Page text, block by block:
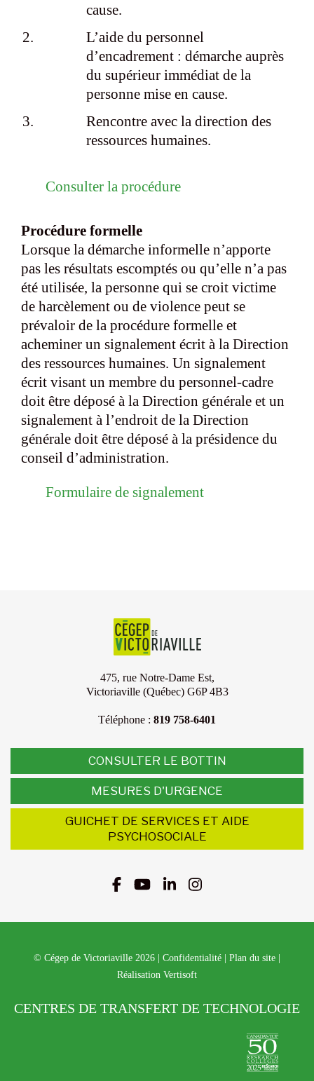
cause.
L’aide du personnel
d’encadrement : démarche auprès
du supérieur immédiat de la
personne mise en cause.
Rencontre avec la direction des
ressources humaines.
Consulter la procédure
Procédure formelle
Lorsque la démarche informelle n’apporte
pas les résultats escomptés ou qu’elle n’a pas
été utilisée, la personne qui se croit victime
de harcèlement ou de violence peut se
prévaloir de la procédure formelle et
acheminer un signalement écrit à la Direction
des ressources humaines. Un signalement
écrit visant un membre du personnel-cadre
doit être déposé à la Direction générale et un
signalement à l’endroit de la Direction
générale doit être déposé à la présidence du
conseil d’administration.
Formulaire de signalement
475, rue Notre-Dame Est,
Victoriaville (Québec) G6P 4B3
Téléphone : 819 758-6401
CONSULTER LE BOTTIN
MESURES D'URGENCE
GUICHET DE SERVICES ET AIDE
PSYCHOSOCIALE
© Cégep de Victoriaville 2026 Confidentialité Plan du site
Réalisation Vertisoft
CENTRES DE TRANSFERT DE TECHNOLOGIE